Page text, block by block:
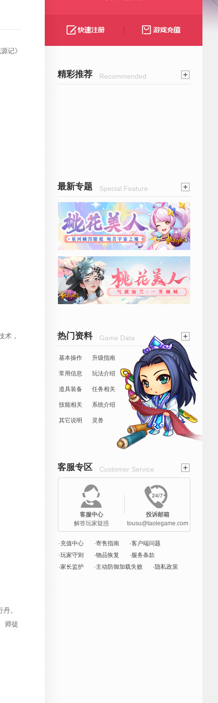
记》
术，
。
师徒
精彩推荐 Recommended
最新专题 Special Feature
热门资料 Game Data
基本操作 升级指南
常用信息 玩法介绍
道具装备 任务相关
技能相关 系统介绍
其它说明 灵兽
客服专区 Customer Service
客服中心
解答玩家疑惑
投诉邮箱
tousu@taolegame.com
·充值中心 ·寄售指南
·客户端问题
·玩家守则
·物品恢复
·服务条款
·家长监护
·主动防御加载失败 ·隐私政策